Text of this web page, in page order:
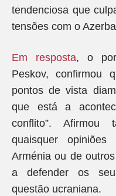
tendenciosa que
tensões com o
Em resposta, o
Peskov, confirmou
pontos de vista
que está a
conflito”. Afirmou
quaisquer
Arménia ou de
a defender os
questão ucraniana.